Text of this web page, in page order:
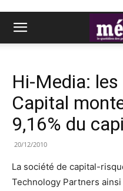
Hi-Media:
Capital
9,16% du
20/12/2010
La société de capital-
Technology Partners